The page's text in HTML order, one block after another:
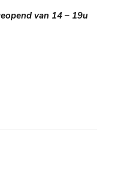
van 14 – 19u